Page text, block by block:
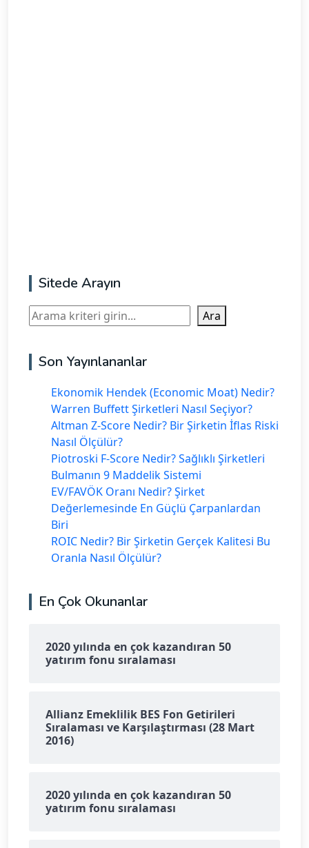
Sitede Arayın
Ara Ara
Son Yayınlananlar
Ekonomik Hendek (Economic Moat) Nedir?
Warren Buffett Şirketleri Nasıl Seçiyor?
Altman Z-Score Nedir? Bir Şirketin İflas Riski
Nasıl Ölçülür?
Piotroski F-Score Nedir? Sağlıklı Şirketleri
Bulmanın 9 Maddelik Sistemi
EV/FAVÖK Oranı Nedir? Şirket
Değerlemesinde En Güçlü Çarpanlardan
Biri
ROIC Nedir? Bir Şirketin Gerçek Kalitesi Bu
Oranla Nasıl Ölçülür?
En Çok Okunanlar
2020 yılında en çok kazandıran 50
yatırım fonu sıralaması
Allianz Emeklilik BES Fon Getirileri
Sıralaması ve Karşılaştırması (28 Mart
2016)
2020 yılında en çok kazandıran 50
yatırım fonu sıralaması